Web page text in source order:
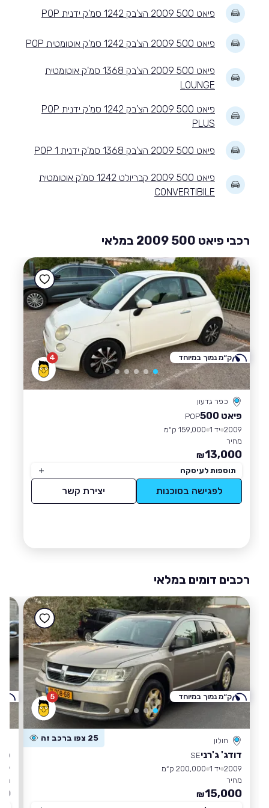
פיאט 500 2009 הצ'בק 1242 סמ'ק ידנית POP
פיאט 500 2009 הצ'בק 1242 סמ'ק אוטומטית POP
פיאט 500 2009 הצ'בק 1368 סמ'ק אוטומטית
LOUNGE
פיאט 500 2009 הצ'בק 1242 סמ'ק ידנית POP
PLUS
פיאט 500 2009 הצ'בק 1368 סמ'ק ידנית POP 1
פיאט 500 2009 קבריולט 1242 סמ'ק אוטומטית
CONVERTIBILE
רכבי פיאט 500 2009 במלאי
4
כפר גדעון
פיאט 500
POP
2009 יד 1
159,000 ק״מ
מחיר
13,000
₪
תוספות לעיסקה
לפגישה בסוכנות יצירת קשר
ק״מ נמוך במיוחד
רכבים דומים במלאי
5
חולון 25 צפו ברכב זה
דודג' ג'רניSE
2009 יד 1
200,000 ק״מ
מחיר
15,000
₪
ק״מ נמוך במיוחד